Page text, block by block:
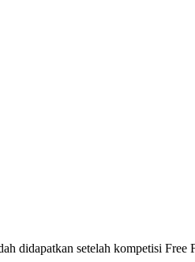
didapatkan setelah kompetisi Free